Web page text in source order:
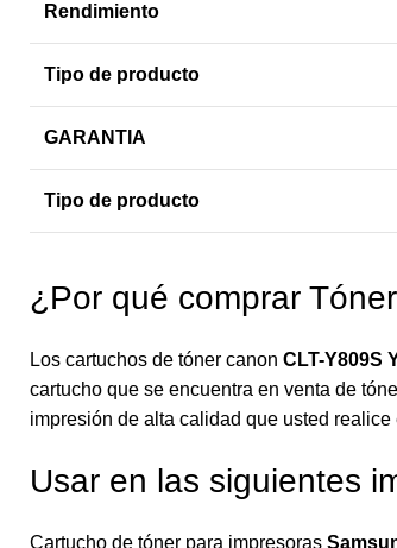
Rendimiento
Tipo de producto
GARANTIA
Tipo de producto
¿Por qué comprar
Los cartuchos de tóner canon CLT-Y809S
cartucho que se encuentra en venta de
impresión de alta calidad que usted realice
Usar en las siguientes
Cartucho de tóner para impresoras